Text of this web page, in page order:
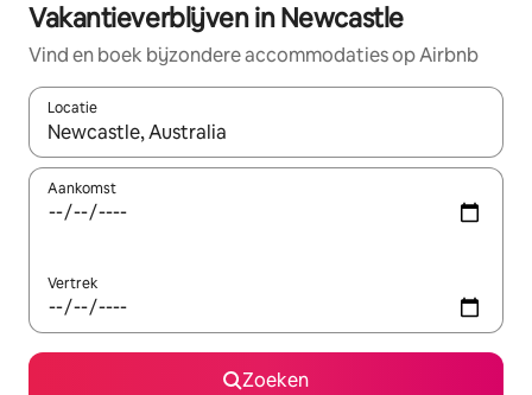
Vakantieverblijven in Newcastle
Vind en boek bijzondere accommodaties op Airbnb
Locatie
Wanneer er resultaten beschikbaar zijn, maak je een keuze
Aankomst
Vertrek
Zoeken